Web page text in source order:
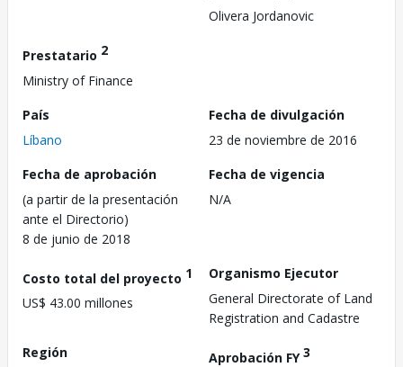
Olivera Jordanovic
Prestatario 2
Ministry of Finance
País
Líbano
Fecha de divulgación
23 de noviembre de 2016
Fecha de aprobación
(a partir de la presentación
ante el Directorio)
8 de junio de 2018
Fecha de vigencia
N/A
Costo total del proyecto 1
US$ 43.00 millones
Organismo Ejecutor
General Directorate of Land
Registration and Cadastre
Región
Aprobación FY3